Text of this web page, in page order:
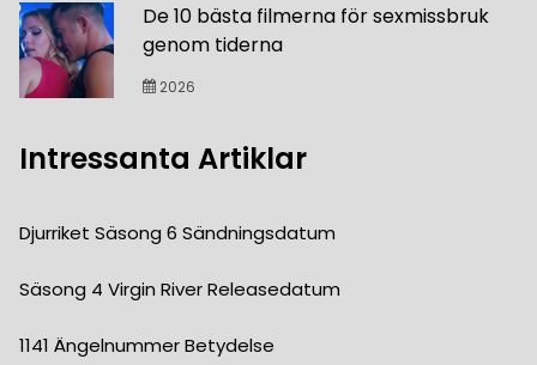
De 10 bästa filmerna för sexmissbruk
genom tiderna
2026
Intressanta Artiklar
Djurriket Säsong 6 Sändningsdatum
Säsong 4 Virgin River Releasedatum
1141 Ängelnummer Betydelse